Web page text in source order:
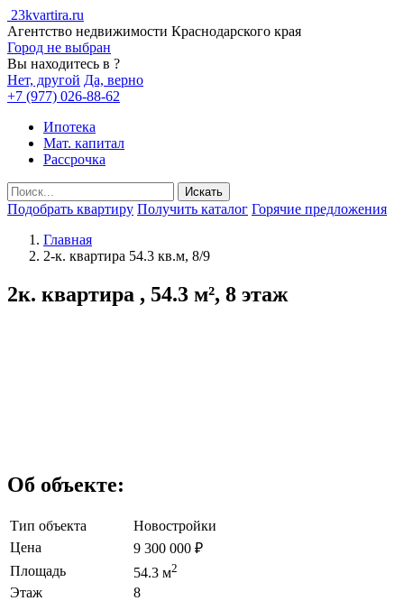
23kvartira.ru
Агентство недвижимости Краснодарского края
Город не выбран
Вы находитесь в ?
Нет, другой Да, верно
+7 (977) 026-88-62
Ипотека
Мат. капитал
Рассрочка
Подобрать квартиру Получить каталог Горячие предложения
Главная
2-к. квартира 54.3 кв.м, 8/9
2к. квартира , 54.3 м², 8 этаж
Об объекте:
Тип объекта
Новостройки
Цена
9 300 000 ₽
Площадь
54.3 м2
Этаж
8